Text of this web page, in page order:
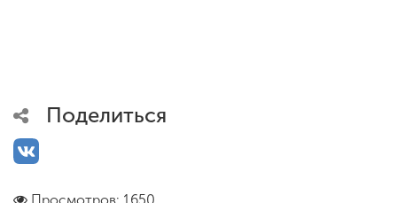
Поделиться
Просмотров: 1650